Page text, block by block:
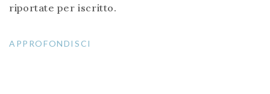
riportate per iscritto.
APPROFONDISCI